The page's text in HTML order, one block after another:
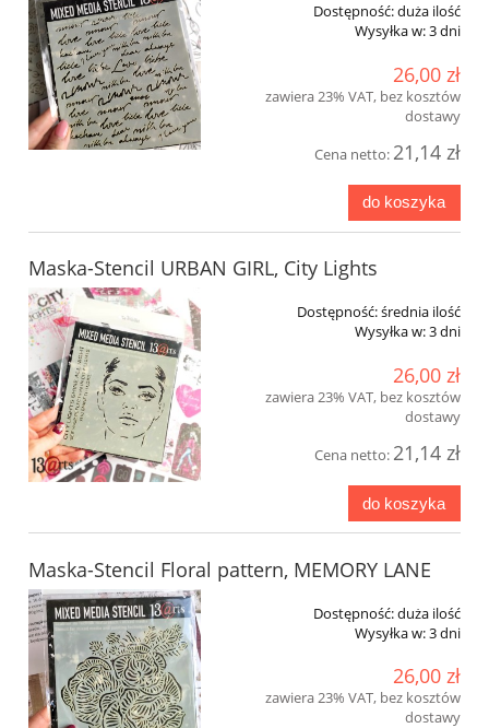
Dostępność:duża ilość
Wysyłka w:3 dni
26,00 zł
zawiera 23% VAT, bez kosztów
dostawy
Cena netto: 21,14 zł
do koszyka
Maska-Stencil URBAN GIRL, City Lights
Dostępność:średnia ilość
Wysyłka w:3 dni
26,00 zł
zawiera 23% VAT, bez kosztów
dostawy
Cena netto: 21,14 zł
do koszyka
Maska-Stencil Floral pattern, MEMORY LANE
Dostępność:duża ilość
Wysyłka w:3 dni
26,00 zł
zawiera 23% VAT, bez kosztów
dostawy